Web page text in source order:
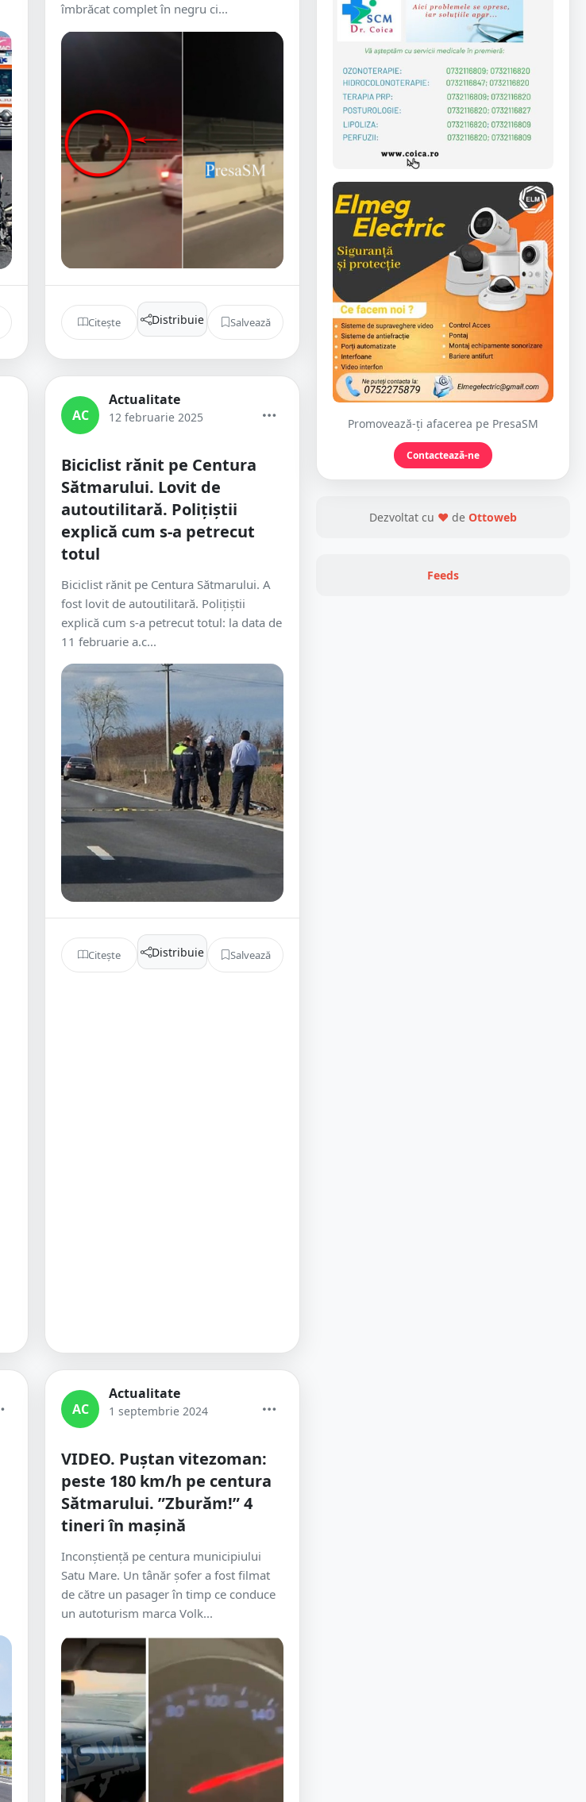
îmbrăcat complet în negru ci...
Citește Distribuie Salvează
AC
Actualitate
12 februarie 2025
Biciclist rănit pe Centura
Sătmarului. Lovit de
autoutilitară. Polițiștii
explică cum s-a petrecut
totul
Biciclist rănit pe Centura Sătmarului. A
fost lovit de autoutilitară. Polițiștii
explică cum s-a petrecut totul: la data de
11 februarie a.c...
Citește Distribuie Salvează
AC
Actualitate
1 septembrie 2024
VIDEO. Puștan vitezoman:
peste 180 km/h pe centura
Sătmarului. ”Zburăm!” 4
tineri în mașină
Inconștiență pe centura municipiului
Satu Mare. Un tânăr șofer a fost filmat
de către un pasager în timp ce conduce
un autoturism marca Volk...
Promovează-ți afacerea pe PresaSM
Contactează-ne
Dezvoltat cu ❤ de Ottoweb
Feeds